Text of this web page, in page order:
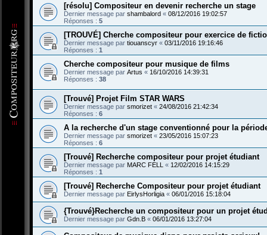
[résolu] Compositeur en devenir recherche un stage
Dernier message par shambalord « 08/12/2016 19:02:57
Réponses : 5
[TROUVÉ] Cherche compositeur pour exercice de
Dernier message par tiouanscyr « 03/11/2016 19:16:46
Réponses : 1
Cherche compositeur pour musique de films
Dernier message par Artus « 16/10/2016 14:39:31
Réponses : 38
[Trouvé] Projet Film STAR WARS
Dernier message par smorizet « 24/08/2016 21:42:34
Réponses : 6
A la recherche d'un stage conventionné pour la
Dernier message par smorizet « 23/05/2016 15:07:23
Réponses : 6
[Trouvé] Recherche compositeur pour projet étudiant
Dernier message par MARC FELL « 12/02/2016 14:15:29
Réponses : 1
[Trouvé] Recherche Compositeur pour projet étudiant
Dernier message par EirlysHorligia « 06/01/2016 15:18:04
{Trouvé}Recherche un compositeur pour un projet
Dernier message par Gdn.B « 06/01/2016 13:27:04